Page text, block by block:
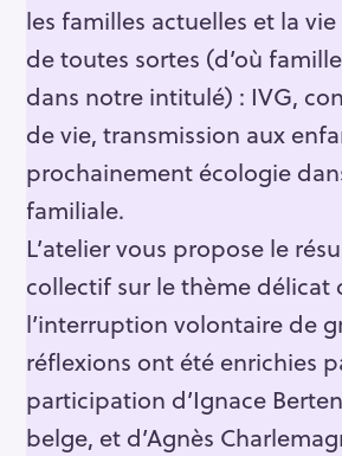
les familles actuelles et la
de toutes sortes (d’où
dans notre intitulé) : IVG,
de vie, transmission aux
prochainement écologie
familiale.
L’atelier vous propose le
collectif sur le thème délicat
l’interruption volontaire de
réflexions ont été enrichies
participation d’Ignace
belge, et d’Agnès